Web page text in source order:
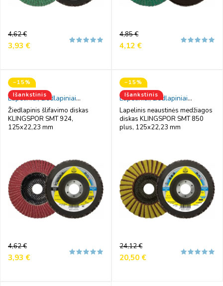
Reguliari
kaina
4,62 €
Kaina
3,93 €
Reguliari
kaina
4,85 €
Kaina
4,12 €
−15%
Išankstinis
Lapeliniai, žiedlapiniai
šlifavimo diskai
Žiedlapinis šlifavimo diskas
KLINGSPOR SMT 924,
125x22,23 mm
Reguliari
kaina
4,62 €
Kaina
3,93 €
−15%
Išankstinis
Lapeliniai, žiedlapiniai
šlifavimo diskai
Lapelinis neaustinės medžiagos
diskas KLINGSPOR SMT 850
plus, 125x22,23 mm
Reguliari
kaina
24,12 €
Kaina
20,50 €